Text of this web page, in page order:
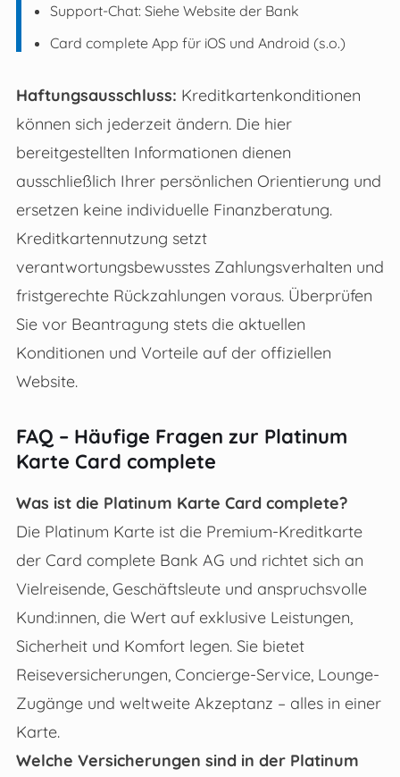
Support-Chat: Siehe Website der Bank
Card complete App für iOS und Android (s.o.)
Haftungsausschluss: Kreditkartenkonditionen
können sich jederzeit ändern. Die hier
bereitgestellten Informationen dienen
ausschließlich Ihrer persönlichen Orientierung und
ersetzen keine individuelle Finanzberatung.
Kreditkartennutzung setzt
verantwortungsbewusstes Zahlungsverhalten und
fristgerechte Rückzahlungen voraus. Überprüfen
Sie vor Beantragung stets die aktuellen
Konditionen und Vorteile auf der offiziellen
Website.
FAQ – Häufige Fragen zur Platinum
Karte Card complete
Was ist die Platinum Karte Card complete?
Die Platinum Karte ist die Premium-Kreditkarte
der Card complete Bank AG und richtet sich an
Vielreisende, Geschäftsleute und anspruchsvolle
Kund:innen, die Wert auf exklusive Leistungen,
Sicherheit und Komfort legen. Sie bietet
Reiseversicherungen, Concierge-Service, Lounge-
Zugänge und weltweite Akzeptanz – alles in einer
Karte.
Welche Versicherungen sind in der Platinum